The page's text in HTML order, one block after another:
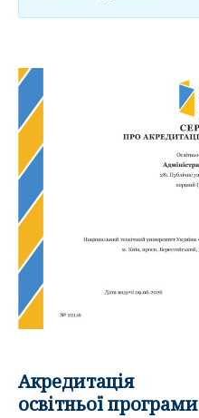
Акредитація
освітньої програми